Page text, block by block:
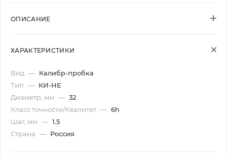
ОПИСАНИЕ
ХАРАКТЕРИСТИКИ
Вид — Калибр-пробка
Тип — КИ-НЕ
Диаметр, мм — 32
Класс точности/Квалитет — 6h
Шаг, мм — 1.5
Страна — Россия